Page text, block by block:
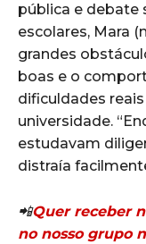
pública e debate
escolares, Mara
grandes
boas e o
dificuldades
universidade.
estudavam
distraía
📲Quer receber
no nosso grupo